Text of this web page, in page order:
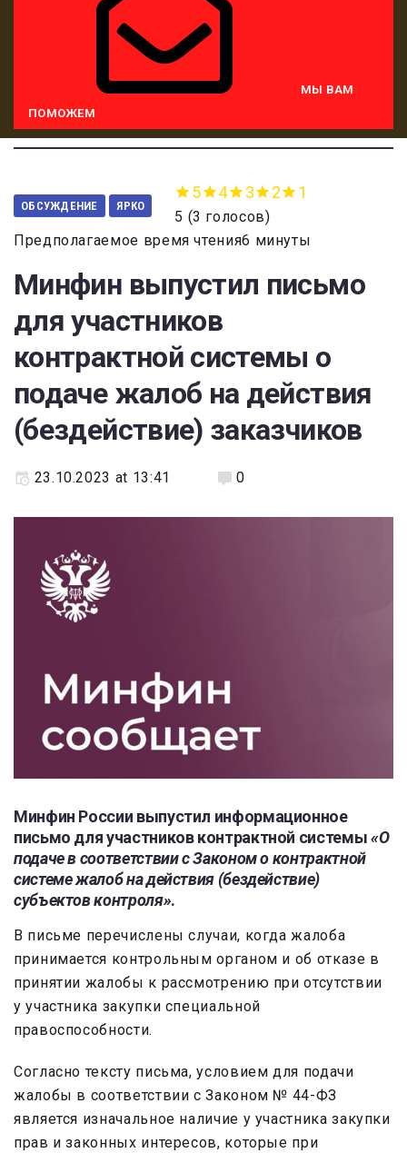
МЫ ВАМ
ПОМОЖЕМ
ОБСУЖДЕНИЕ ЯРКО
5 4 3 2 1
5 (3 голосов)
Предполагаемое время чтения6 минуты
Минфин выпустил письмо
для участников
контрактной системы о
подаче жалоб на действия
(бездействие) заказчиков
23.10.2023 at 13:41 0
Минфин России выпустил информационное
письмо для участников контрактной системы«О
подаче в соответствии с Законом о контрактной
системе жалоб на действия (бездействие)
субъектов контроля».
В письме перечислены случаи, когда жалоба
принимается контрольным органом и об отказе в
принятии жалобы к рассмотрению при отсутствии
у участника закупки специальной
правоспособности.
Согласно тексту письма, условием для подачи
жалобы в соответствии с Законом № 44-ФЗ
является изначальное наличие у участника закупки
прав и законных интересов, которые при